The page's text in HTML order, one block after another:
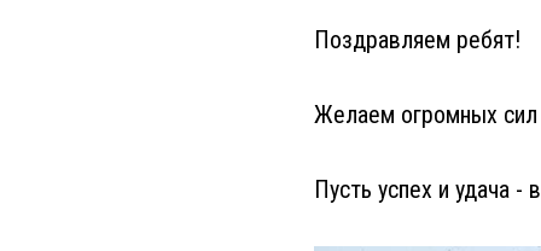
Поздравляем ребят!
Желаем огромных сил
Пусть успех и удача -